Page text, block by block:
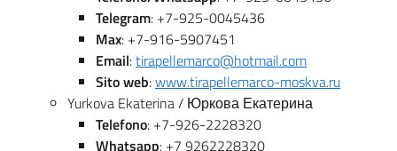
Telegram: +7-925-0045436
Max: +7-916-5907451
Email:tirapellemarco@hotmail.com
Sito web:www.tirapellemarco-moskva.ru
Yurkova Ekaterina / Юркова Екатерина
Telefono: +7-926-2228320
Whatsapp: +7 9262228320